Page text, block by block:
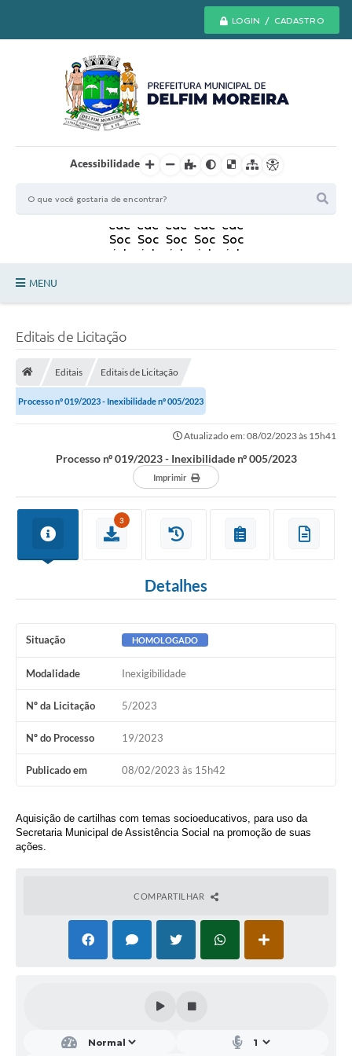
LOGIN / CADASTRO
Acessibilidade
MENU
Defesa Civil
AQUI TEM SEBRAE
DOCUMENTOS
Cultura
Meio Ambiente
Conheça Delfim Moreira
JORNADA DO PATRIMÔNIO
Arquivos para Download
Links
Editais de Licitação
Editais Editais de Licitação
Processo nº 019/2023 - Inexibilidade nº 005/2023
Atualizado em: 08/02/2023 às 15h41
Processo nº 019/2023 - Inexibilidade nº 005/2023
Imprimir
3
Detalhes
Situação HOMOLOGADO
Modalidade Inexigibilidade
Nº da Licitação 5/2023
Nº do Processo 19/2023
Publicado em 08/02/2023 às 15h42
Aquisição de cartilhas com temas socioeducativos, para uso da
Secretaria Municipal de Assistência Social na promoção de suas
ações.
COMPARTILHAR